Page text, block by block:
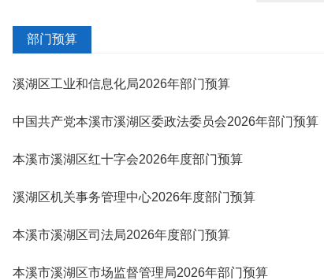
部门预算
溪湖区工业和信息化局2026年部门预算
中国共产党本溪市溪湖区委政法委员会2026年部门预算
本溪市溪湖区红十字会2026年度部门预算
溪湖区机关事务管理中心2026年度部门预算
本溪市溪湖区司法局2026年度部门预算
本溪市溪湖区市场监督管理局2026年部门预算